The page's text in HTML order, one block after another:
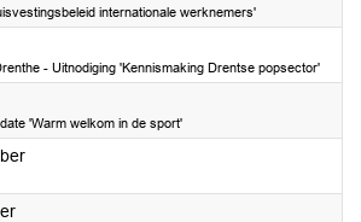
internationale werknemers'
- Uitnodiging 'Kennismaking Drentse popsector'
'Warm welkom in de sport'
2026
2026